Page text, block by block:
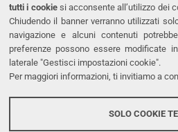
tutti i cookiesi acconsente all’utilizzo dei
Chiudendo il banner verranno utilizzati
navigazione e alcuni contenuti
preferenze possono essere modificate
laterale "Gestisci impostazioni cookie".
Per maggiori informazioni, ti invitiamo a
SOLO COOKIE
Tel. +39 0532 293111
Fax. +39 0532 293031
PEC
LINKS
Accessibilità